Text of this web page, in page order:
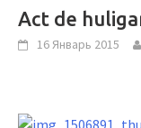
Act de
16 Январь 2015